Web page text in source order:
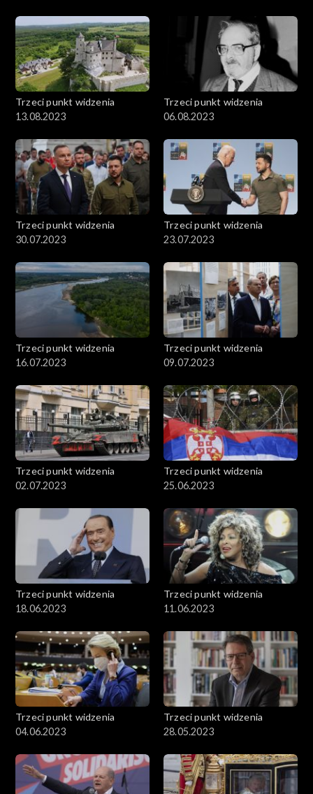
Trzeci punkt widzenia
13.08.2023
Trzeci punkt widzenia
06.08.2023
Trzeci punkt widzenia
30.07.2023
Trzeci punkt widzenia
23.07.2023
Trzeci punkt widzenia
16.07.2023
Trzeci punkt widzenia
09.07.2023
Trzeci punkt widzenia
02.07.2023
Trzeci punkt widzenia
25.06.2023
Trzeci punkt widzenia
18.06.2023
Trzeci punkt widzenia
11.06.2023
Trzeci punkt widzenia
04.06.2023
Trzeci punkt widzenia
28.05.2023